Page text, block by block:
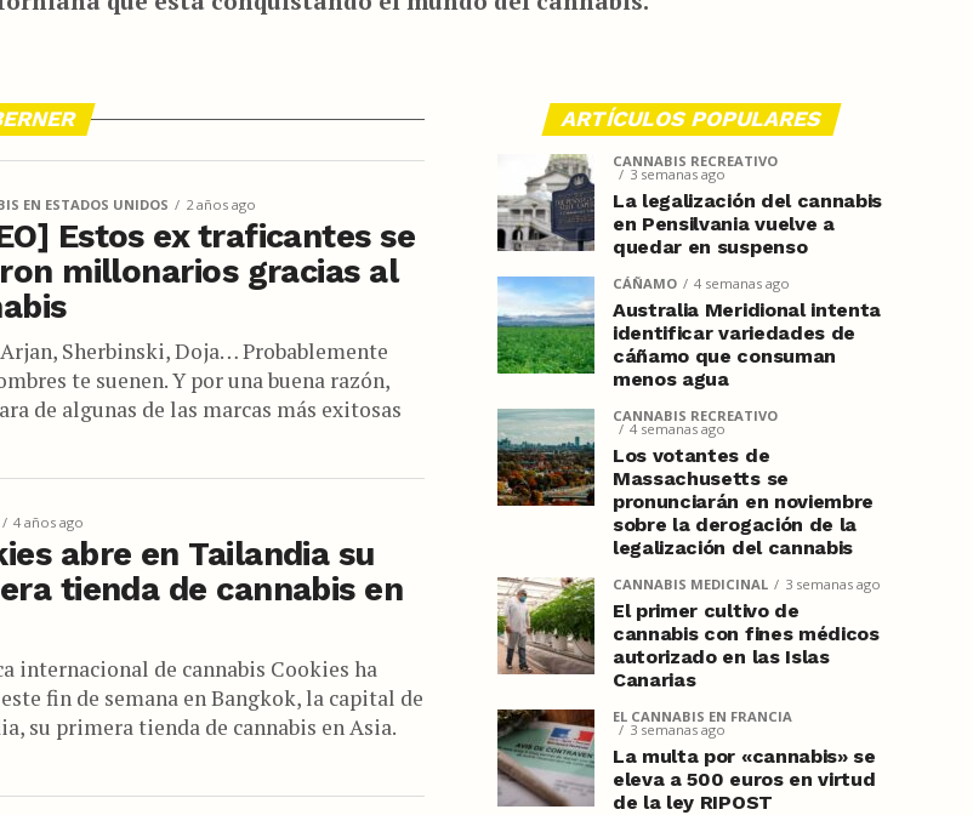
EN ESTADOS UNIDOS 2 años ago
Estos ex traficantes se
millonarios gracias al
Sherbinski, Doja… Probablemente
te suenen. Y por una buena razón,
de algunas de las marcas más exitosas
4 años ago
abre en Tailandia su
tienda de cannabis en
internacional de cannabis Cookies ha
fin de semana en Bangkok, la capital de
su primera tienda de cannabis en Asia.
ARTÍCULOS POPULARES
CANNABIS RECREATIVO
3 semanas ago
La legalización del cannabis
en Pensilvania vuelve a
quedar en suspenso
CÁÑAMO 4 semanas ago
Australia Meridional intenta
identificar variedades de
cáñamo que consuman
menos agua
CANNABIS RECREATIVO
4 semanas ago
Los votantes de
Massachusetts se
pronunciarán en noviembre
sobre la derogación de la
legalización del cannabis
CANNABIS MEDICINAL 3 semanas ago
El primer cultivo de
cannabis con fines médicos
autorizado en las Islas
Canarias
EL CANNABIS EN FRANCIA
3 semanas ago
La multa por «cannabis» se
eleva a 500 euros en virtud
de la ley RIPOST